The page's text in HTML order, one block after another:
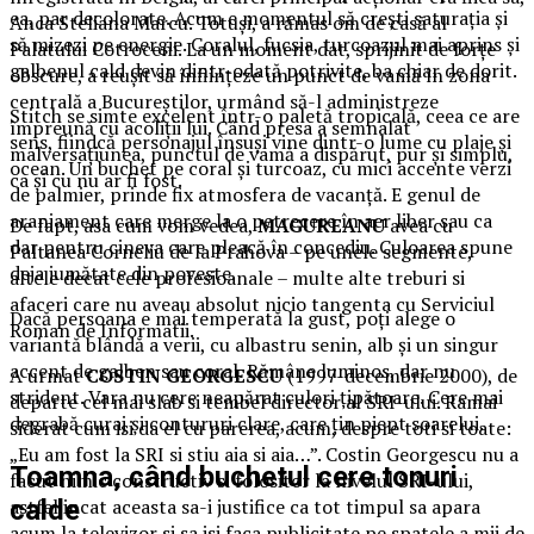
Anca Steliana Marcu. Totuşi, a rămas om de casă al
Palatului Cotroceni. La un moment dat, sprijinit de forţe
obscure, a reuşit să înfiinţeze un punct de vamă în zona
centrală a Bucureştilor, urmând să-l administreze
împreună cu acoliţii lui. Când presa a semnalat
malversaţiunea, punctul de vamă a dispărut, pur şi simplu,
ca şi cu nu ar fi fost.
De fapt, asa cum vom vedea,MAGUREANUavea cu
Paltanea Corneliu de la Prahova – pe unele segmente,
altele decat cele profesioanale – multe alte treburi si
afaceri care nu aveau absolut nicio tangenta cu Serviciul
Roman de Informatii.
A urmatCOSTIN GEORGESCU(1997-decembrie 2000), de
departe cel mai slab si tembel director al SRI-ului. Ramai
siderat cum isi da el cu parerea, acum, despre toti si toate:
„Eu am fost la SRI si stiu aia si aia…”. Costin Georgescu nu a
facut nimic constructiv si folositor la nivelul SRI-ului,
astfel incat aceasta sa-i justifice ca tot timpul sa apara
ea, par decolorate. Acum e momentul să crești saturația și
să mizezi pe energie. Coralul, fucsia, turcoazul mai aprins și
galbenul cald devin dintr-odată potrivite, ba chiar de dorit.
Stitch se simte excelent într-o paletă tropicală, ceea ce are
sens, fiindcă personajul însuși vine dintr-o lume cu plaje și
ocean. Un buchet pe coral și turcoaz, cu mici accente verzi
de palmier, prinde fix atmosfera de vacanță. E genul de
aranjament care merge la o petrecere în aer liber sau ca
dar pentru cineva care pleacă în concediu. Culoarea spune
deja jumătate din poveste.
Dacă persoana e mai temperată la gust, poți alege o
variantă blândă a verii, cu albastru senin, alb și un singur
accent de galben sau coral. Rămâne luminos, dar nu
strident. Vara nu cere neapărat culori țipătoare. Cere mai
degrabă curaj și contururi clare, care țin piept soarelui.
Toamna, când buchetul cere tonuri
calde